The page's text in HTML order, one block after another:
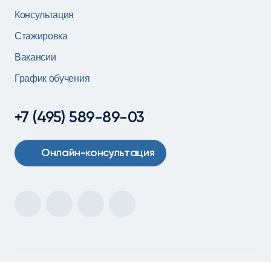
Консультация
Стажировка
Вакансии
График обучения
+7 (495) 589-89-03
Онлайн-консультация